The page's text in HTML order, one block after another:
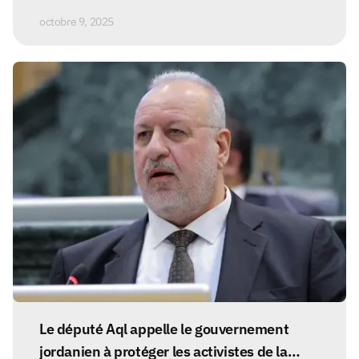
octobre 9, 2025
Le député Aql appelle le gouvernement
jordanien à protéger les activistes de la